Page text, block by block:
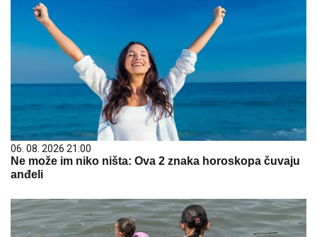
06. 08. 2026 21:00
Ne može im niko ništa: Ova 2 znaka horoskopa čuvaju
anđeli